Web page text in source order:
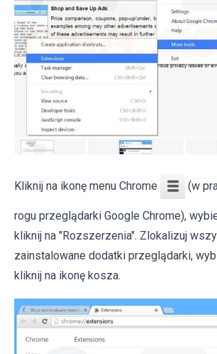
Kliknij na ikonę menu Chrome (w
rogu przeglądarki Google Chrome),
kliknij na "Rozszerzenia". Zlokalizuj
zainstalowane dodatki przeglądarki,
kliknij na ikonę kosza.